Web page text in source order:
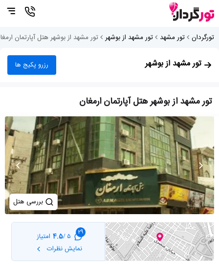
تورگردان تور مشهد تور مشهد از بوشهر تور مشهد از بوشهر هتل آپارتمان
تور مشهد از بوشهر رزرو پکیج ها
تور مشهد از بوشهر هتل آپارتمان ارمغان
بررسی هتل
29
5 /
4.5 امتیاز
نمایش نظرات